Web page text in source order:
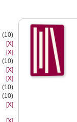
(10)
[X]
[X]
(10)
[X]
[X]
(10)
(10)
[X]